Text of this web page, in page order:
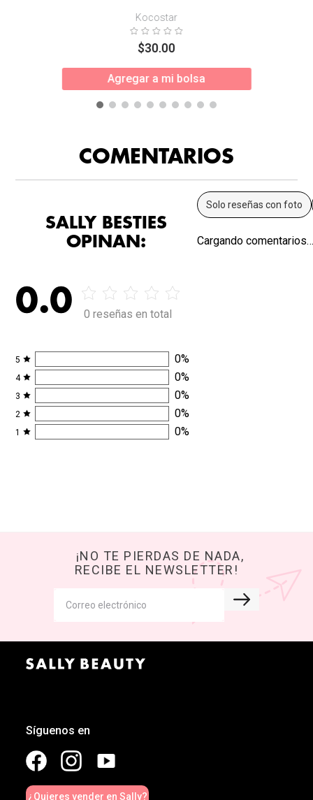
Kocostar
$30.00
Agregar a mi bolsa
COMENTARIOS
SALLY BESTIES
OPINAN:
0.0 0 reseñas en total
5 0%
4 0%
3 0%
2 0%
1 0%
Solo reseñas con foto
Cargando
¡NO TE PIERDAS DE NADA,
RECIBE EL NEWSLETTER!
Síguenos en
¿Quieres vender en Sally?